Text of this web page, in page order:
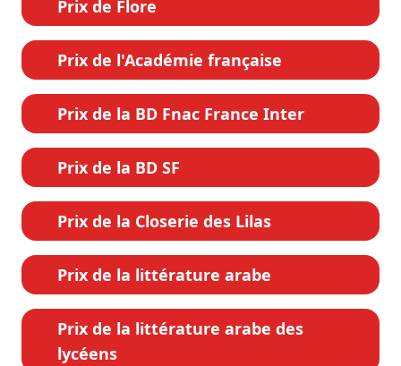
Prix de Flore
Prix de l'Académie française
Prix de la BD Fnac France Inter
Prix de la BD SF
Prix de la Closerie des Lilas
Prix de la littérature arabe
Prix de la littérature arabe des
lycéens